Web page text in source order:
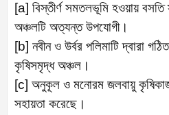
[a] বিস্তীর্ণ সমতলভূমি হওয়ায়
অঞ্চলটি অত্যন্ত উপযোগী।
[b] নবীন ও উর্বর পলিমাটি দ্বারা
কৃষিসমৃদ্ধ অঞ্চল।
[c] অনুকূল ও মনোরম জলবায়ু কৃষিকাজ
সহায়তা করেছে।